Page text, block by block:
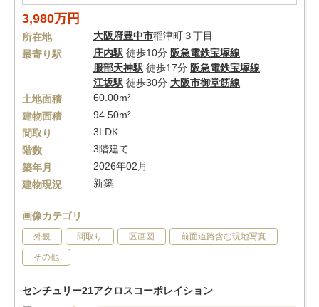
3,980万円
所在地 大阪府豊中市稲津町３丁目
最寄り駅
庄内駅 徒歩10分 阪急電鉄宝塚線
服部天神駅 徒歩17分 阪急電鉄宝塚線
江坂駅 徒歩30分 大阪市御堂筋線
土地面積
60.00m²
建物面積
94.50m²
間取り
3LDK
階数
3階建て
築年月
2026年02月
建物現況
新築
画像カテゴリ
外観 間取り 区画図 前面道路含む現地写真
その他
センチュリー21アクロスコーポレイション